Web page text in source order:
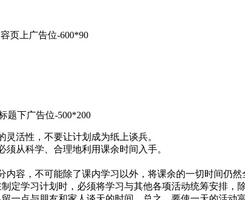
页上广告位-600*90
题下广告位-500*200
活性，不要让计划成为纸上谈兵。
从科学、合理地利用课余时间入手。
容，不可能除了课内学习以外，将课余的一切时间仍
定学习计划时，必须将学习与其他各项活动统筹安排，